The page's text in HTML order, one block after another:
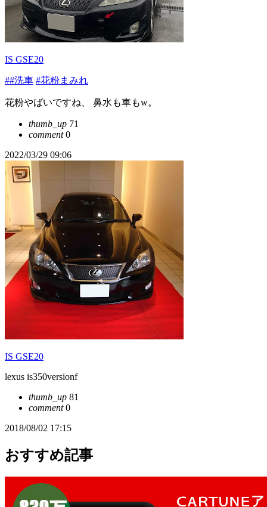
IS GSE20
##洗車 #花粉まみれ
花粉やばいですね、 鼻水も車もw。
thumb_up 71
comment0
2022/03/29 09:06
IS GSE20
lexus is350versionf
thumb_up 81
comment0
2018/08/02 17:15
おすすめ記事